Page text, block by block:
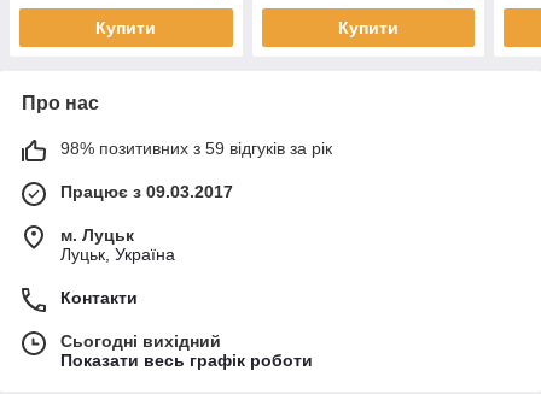
Купити Купити
Про нас
98% позитивних з 59 відгуків за рік
Працює з 09.03.2017
м. Луцьк
Луцьк, Україна
Контакти
Сьогодні вихідний
Показати весь графік роботи